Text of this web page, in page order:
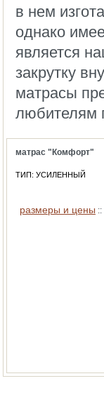
в нем
однако
является
закрутку
матрасы
любителям
матрас "Комфорт"
ТИП: УСИЛЕННЫЙ
размеры и цены ::